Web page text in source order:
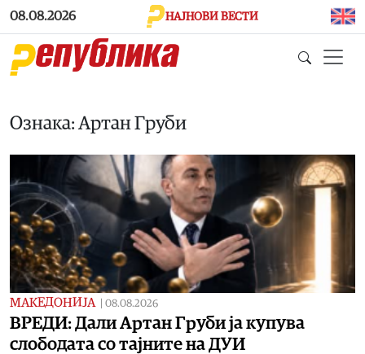
Skip to main content
08.08.2026 НАЈНОВИ ВЕСТИ
Ознака: Артан Груби
МАКЕДОНИЈА 08.08.2026
ВРЕДИ: Дали Артан Груби ја купува
слободата со тајните на ДУИ